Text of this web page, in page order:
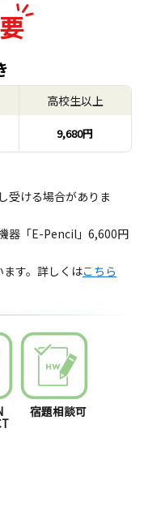
高校生以上
9,680円
受ける場合がありま
器「E-Pencil」6,600円
す。詳しくはこちら
宿題相談可